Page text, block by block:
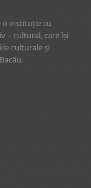
o instituţie cu
– cultural, care îşi
culturale şi